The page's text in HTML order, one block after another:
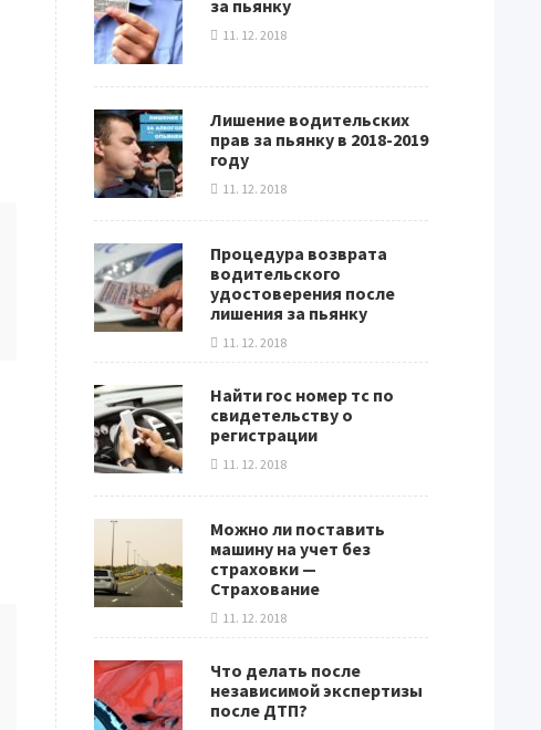
за пьянку
11. 12. 2018
Лишение водительских
прав за пьянку в 2018-2019
году
11. 12. 2018
Процедура возврата
водительского
удостоверения после
лишения за пьянку
11. 12. 2018
Найти гос номер тс по
свидетельству о
регистрации
11. 12. 2018
Можно ли поставить
машину на учет без
страховки —
Страхование
11. 12. 2018
Что делать после
независимой экспертизы
после ДТП?